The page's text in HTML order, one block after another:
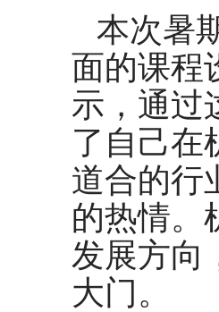
本次暑
面的课程
示，通过
了自己在
道合的行
的热情。
发展方向
大门。